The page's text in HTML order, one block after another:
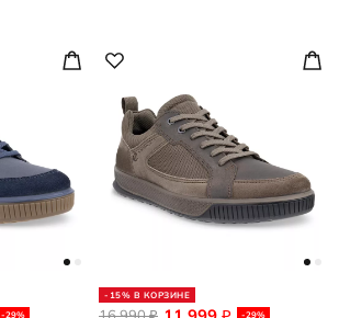
-29%
-15% В КОРЗИНЕ
-29%